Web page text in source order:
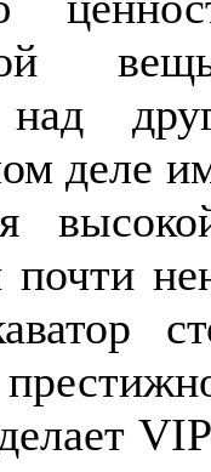
над
деле